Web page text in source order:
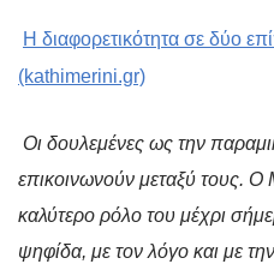
Η διαφορετικότητα σε δύο
(kathimerini.gr)
Οι δουλεμένες ως την
επικοινωνούν μεταξύ τους. Ο
καλύτερο ρόλο του μέχρι
ψηφίδα, με τον λόγο και με